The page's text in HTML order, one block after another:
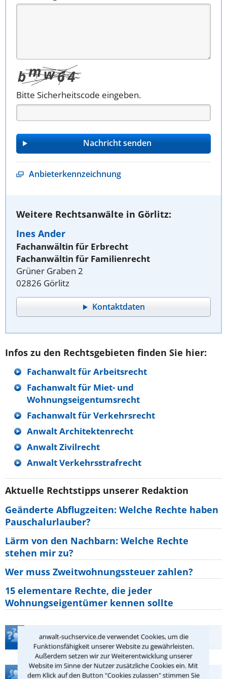
anwalt-suchservice.de verwendet Cookies, um die
Funktionsfähigkeit unserer Website zu gewährleisten.
Außerdem setzen wir zur Weiterentwicklung unserer
Website im Sinne der Nutzer zusätzliche Cookies ein. Mit
dem Klick auf den Button "Cookies zulassen" stimmen Sie
Bitte Sicherheitscode eingeben.
Anbieterkennzeichnung
Weitere Rechtsanwälte in Görlitz:
Ines Ander
Fachanwältin für Erbrecht
Fachanwältin für Familienrecht
Grüner Graben 2
02826 Görlitz
Kontaktdaten
Infos zu den Rechtsgebieten finden Sie hier:
Fachanwalt für Arbeitsrecht
Fachanwalt für Miet- und
Wohnungseigentumsrecht
Fachanwalt für Verkehrsrecht
Anwalt Architektenrecht
Anwalt Zivilrecht
Anwalt Verkehrsstrafrecht
Aktuelle Rechtstipps unserer Redaktion
Geänderte Abflugzeiten: Welche Rechte haben
Pauschalurlauber?
Lärm von den Nachbarn: Welche Rechte
stehen mir zu?
Wer muss Zweitwohnungssteuer zahlen?
15 elementare Rechte, die jeder
Wohnungseigentümer kennen sollte
Teste Dein Rechtswissen
Hilfe bei Ihrer Anwaltsuche?